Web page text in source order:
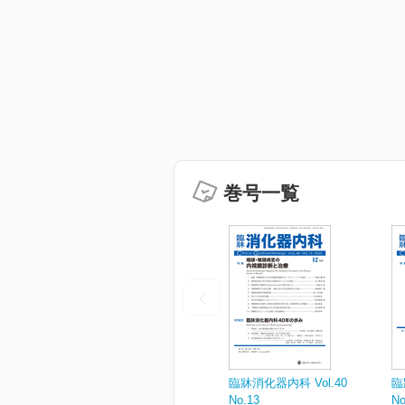
巻号一覧
臨牀消化器内科 Vol.40
No.13